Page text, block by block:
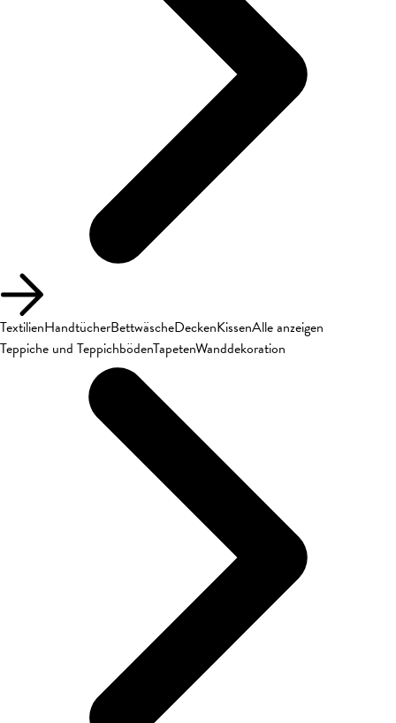
TextilienHandtücherBettwäscheDeckenKissenAlle anzeigen
Teppiche und TeppichbödenTapetenWanddekoration